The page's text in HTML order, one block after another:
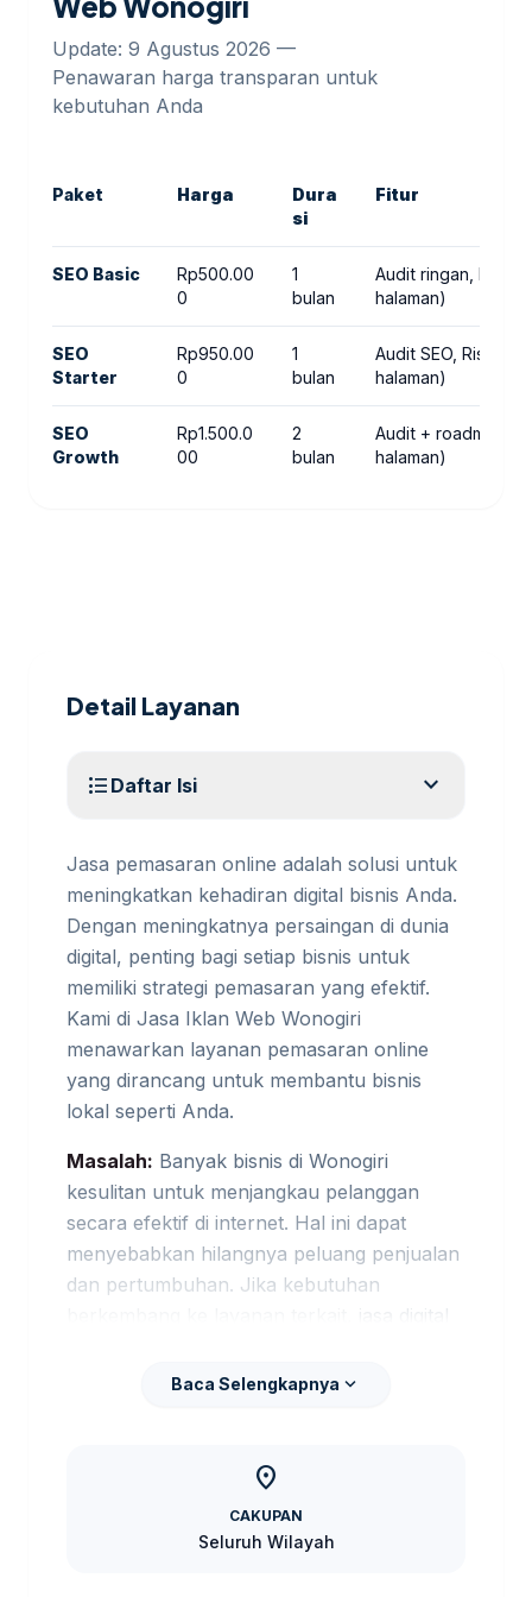
Update: 9 Agustus 2026 —
Penawaran harga transparan untuk
kebutuhan Anda
Paket Harga
Dura
si
Fitur
SEO Basic
Rp500.00
0
1
bulan
Audit ringan, Riset
halaman)
SEO
Starter
Rp950.00
0
1
bulan
Audit SEO, Riset
halaman)
SEO
Growth
Rp1.500.0
00
2
bulan
Audit + roadmap,
halaman)
Detail Layanan
format_list_bulleted Daftar Isi expand_more
Jasa pemasaran online adalah solusi untuk
meningkatkan kehadiran digital bisnis Anda.
Dengan meningkatnya persaingan di dunia
digital, penting bagi setiap bisnis untuk
memiliki strategi pemasaran yang efektif.
Kami di Jasa Iklan Web Wonogiri
menawarkan layanan pemasaran online
yang dirancang untuk membantu bisnis
lokal seperti Anda.
Masalah: Banyak bisnis di Wonogiri
kesulitan untuk menjangkau pelanggan
secara efektif di internet. Hal ini dapat
menyebabkan hilangnya peluang penjualan
dan pertumbuhan. Jika kebutuhan
jasa digital
menjaga brief tetap selaras dengan target
tepat, bisnis Anda mungkin tertinggal di
belakang pesaing yang lebih agresif dalam
pemasaran digital. Jika kebutuhan
Baca Selengkapnya expand_more
location_on
CAKUPAN
Seluruh Wilayah